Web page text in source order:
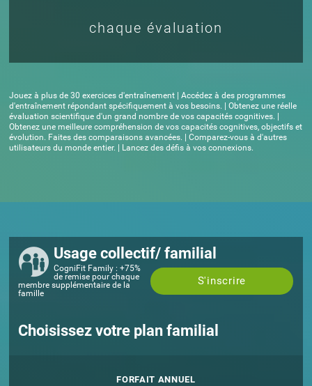
chaque évaluation
Jouez à plus de 30 exercices d'entraînement | Accédez à des programmes
d'entraînement répondant spécifiquement à vos besoins. | Obtenez une réelle
évaluation scientifique d'un grand nombre de vos capacités cognitives. |
Obtenez une meilleure compréhension de vos capacités cognitives, objectifs et
évolution. Faites des comparaisons avancées. | Comparez-vous à d'autres
utilisateurs du monde entier. | Lancez des défis à vos connexions.
Usage collectif/ familial
S'inscrire
CogniFit Family : +75%
de remise pour chaque
membre supplémentaire de la
famille
Choisissez votre plan familial
FORFAIT ANNUEL